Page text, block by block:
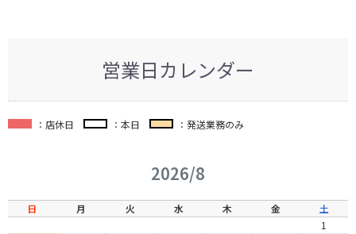
営業日カレンダー
：店休日 ：本日 ：発送業務のみ
2026/8
日 月 火 水 木 金
土
1